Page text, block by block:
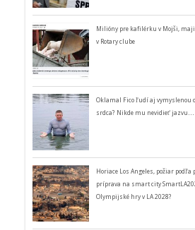
Milióny pre kafilérku v Mojši,
v Rotary clube
Oklamal Fico ľudí aj vymyslenou
srdca? Nikde mu nevidieť jazvu…
Horiace Los Angeles, požiar podľa
príprava na smart city
Olympijské hry v LA 2028?